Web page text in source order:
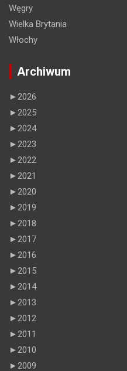
Węgry
Wielka Brytania
Włochy
Archiwum
►2026
►2025
►2024
►2023
►2022
►2021
►2020
►2019
►2018
►2017
►2016
►2015
►2014
►2013
►2012
►2011
►2010
►2009